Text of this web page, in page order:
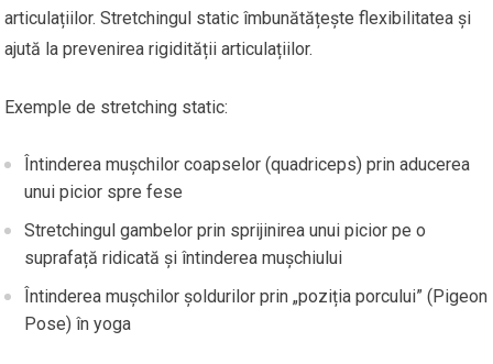
articulațiilor. Stretchingul static îmbunătățește flexibilitatea și
ajută la prevenirea rigidității articulațiilor.
Exemple de stretching static:
Întinderea mușchilor coapselor (quadriceps) prin aducerea
unui picior spre fese
Stretchingul gambelor prin sprijinirea unui picior pe o
suprafață ridicată și întinderea mușchiului
Întinderea mușchilor șoldurilor prin „poziția porcului” (Pigeon
Pose) în yoga